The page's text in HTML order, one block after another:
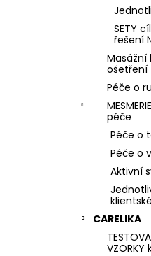
SETY
řešení
Masážní
ošetření
Péče o
péče
Péče o
Péče o
Aktivní
CARELIKA